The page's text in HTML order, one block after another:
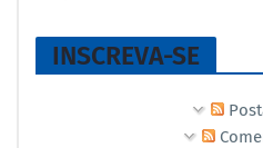
INSCREVA-SE